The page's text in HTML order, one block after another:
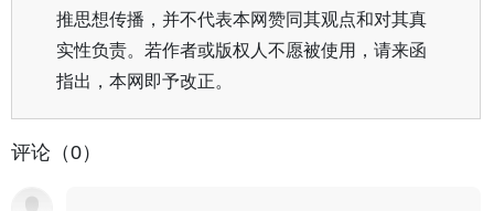
推思想传播，并不代表本网赞同其观点和对其真
实性负责。若作者或版权人不愿被使用，请来函
指出，本网即予改正。
评论（0）